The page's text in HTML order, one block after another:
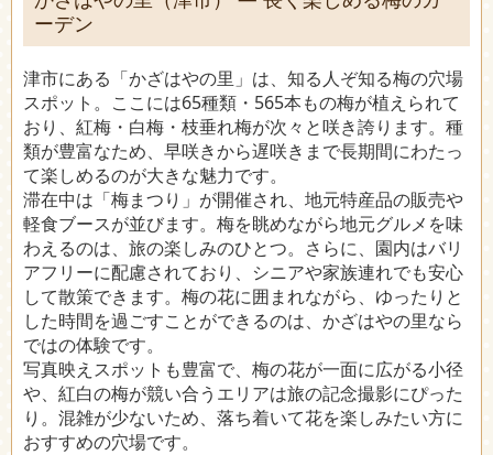
ーデン
津市にある「かざはやの里」は、知る人ぞ知る梅の穴場
スポット。ここには65種類・565本もの梅が植えられて
おり、紅梅・白梅・枝垂れ梅が次々と咲き誇ります。種
類が豊富なため、早咲きから遅咲きまで長期間にわたっ
て楽しめるのが大きな魅力です。
滞在中は「梅まつり」が開催され、地元特産品の販売や
軽食ブースが並びます。梅を眺めながら地元グルメを味
わえるのは、旅の楽しみのひとつ。さらに、園内はバリ
アフリーに配慮されており、シニアや家族連れでも安心
して散策できます。梅の花に囲まれながら、ゆったりと
した時間を過ごすことができるのは、かざはやの里なら
ではの体験です。
写真映えスポットも豊富で、梅の花が一面に広がる小径
や、紅白の梅が競い合うエリアは旅の記念撮影にぴった
り。混雑が少ないため、落ち着いて花を楽しみたい方に
おすすめの穴場です。